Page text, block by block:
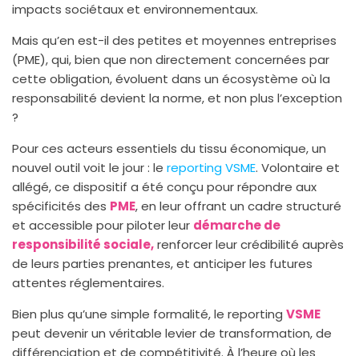
impacts sociétaux et environnementaux.
Mais qu’en est-il des petites et moyennes entreprises
(PME), qui, bien que non directement concernées par
cette obligation, évoluent dans un écosystème où la
responsabilité devient la norme, et non plus l’exception
?
Pour ces acteurs essentiels du tissu économique, un
nouvel outil voit le jour : le reporting VSME. Volontaire et
allégé, ce dispositif a été conçu pour répondre aux
spécificités des PME, en leur offrant un cadre structuré
et accessible pour piloter leur démarche de
responsibilité sociale,renforcer leur crédibilité auprès
de leurs parties prenantes, et anticiper les futures
attentes réglementaires.
Bien plus qu’une simple formalité, le reporting VSME
peut devenir un véritable levier de transformation, de
différenciation et de compétitivité. À l’heure où les